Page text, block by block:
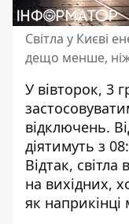
Світла у Києві
дещо менше, ніж
У вівторок, 3
відключень.
діятимуть з
Відтак,
на вихідних,
як